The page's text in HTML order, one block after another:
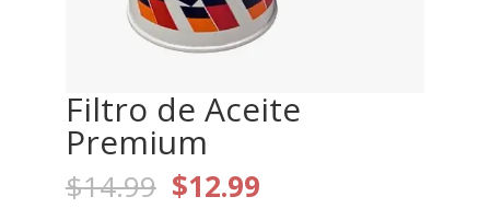
Filtro de Aceite
Premium
$14.99 $12.99